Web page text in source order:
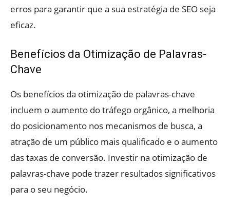
erros para garantir que a sua estratégia de SEO seja
eficaz.
Benefícios da Otimização de Palavras-
Chave
Os benefícios da otimização de palavras-chave
incluem o aumento do tráfego orgânico, a melhoria
do posicionamento nos mecanismos de busca, a
atração de um público mais qualificado e o aumento
das taxas de conversão. Investir na otimização de
palavras-chave pode trazer resultados significativos
para o seu negócio.